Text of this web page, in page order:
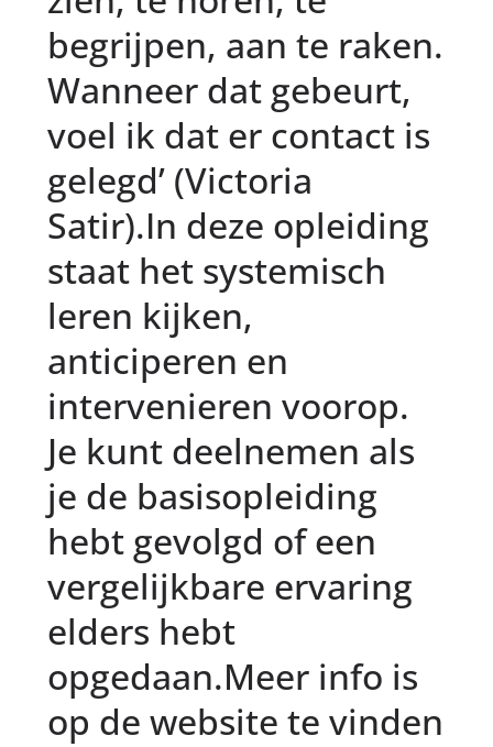
begrijpen, aan te raken.
Wanneer dat gebeurt,
voel ik dat er contact is
gelegd’ (Victoria
Satir).In deze opleiding
staat het systemisch
leren kijken,
anticiperen en
intervenieren voorop.
Je kunt deelnemen als
je de basisopleiding
hebt gevolgd of een
vergelijkbare ervaring
elders hebt
opgedaan.Meer info is
op de website te vinden